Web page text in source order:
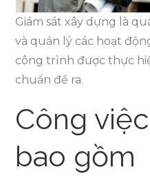
Giám sát xây dựng là
và quản lý các hoạt
công trình được thực
chuẩn đề ra.
Công
bao gồm